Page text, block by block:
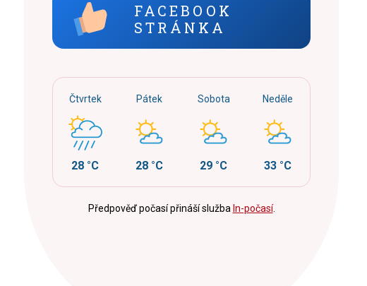
FACEBOOK
STRÁNKA
Čtvrtek
28 °C
Pátek
28 °C
Sobota
29 °C
Neděle
33 °C
Předpověď počasí přináší služba In-počasí.